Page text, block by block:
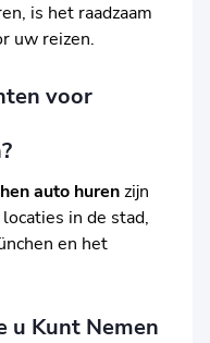
is het raadzaam
uw reizen.
voor
auto hurenzijn
in de stad,
en het
u Kunt Nemen